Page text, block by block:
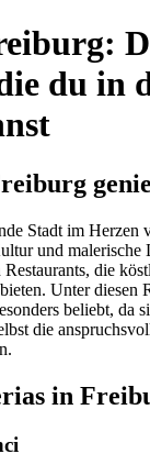
du in
Stadt im Herzen
und malerische
die
Unter diesen
beliebt, da
die
in